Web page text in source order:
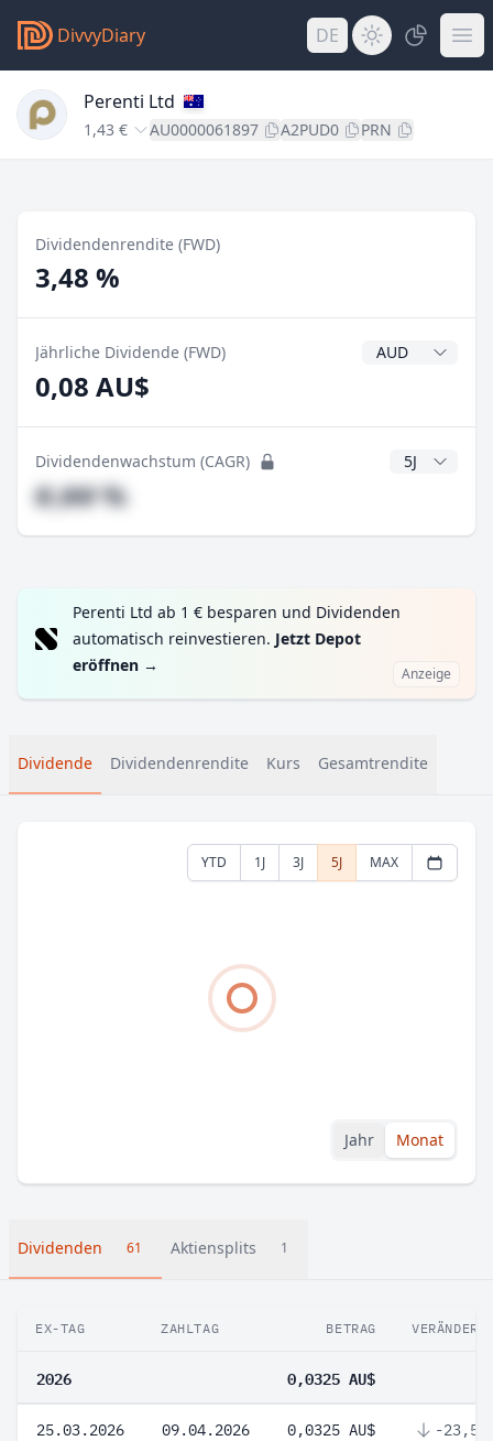
DivvyDiary DE
Perenti Ltd
1,43 € AU0000061897 A2PUD0 PRN
Dividendenrendite (FWD)
3,48 %
Jährliche Dividende (FWD)
0,08 AU$
Dividendenwachstum (CAGR) CAGR Jahre
#,## %
Perenti Ltd ab 1 € besparen und Dividenden
automatisch reinvestieren. Jetzt Depot
eröffnen → Anzeige
Dividende Dividendenrendite Kurs Gesamtrendite
YTD 1J 3J 5J MAX
Jahr Monat
Dividenden 61 Aktiensplits 1
EX-TAG ZAHLTAG BETRAG
2026 0,0325 AU$
25.03.2026 09.04.2026 0,0325 AU$ -23,53